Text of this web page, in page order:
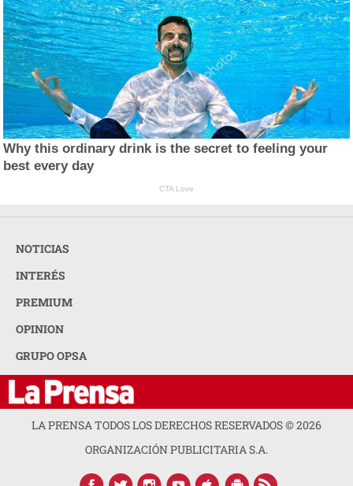
Why this ordinary drink is the secret to feeling your
best every day
CTA Love
NOTICIAS
INTERÉS
PREMIUM
OPINION
GRUPO OPSA
LA PRENSA TODOS LOS DERECHOS RESERVADOS ©2026
ORGANIZACIÓN PUBLICITARIA S.A.